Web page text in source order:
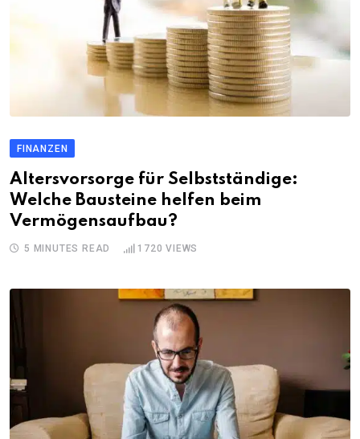
FINANZEN
Altersvorsorge für Selbstständige:
Welche Bausteine helfen beim
Vermögensaufbau?
5 MINUTES READ 1720 VIEWS